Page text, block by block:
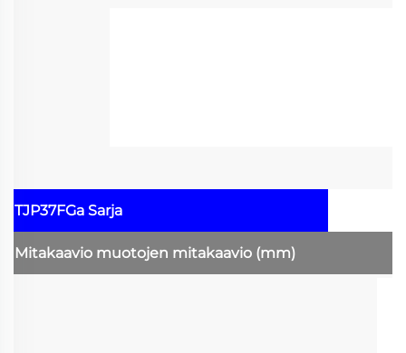
TJP37FGa Sarja
Mitakaavio muotojen mitakaavio (mm)